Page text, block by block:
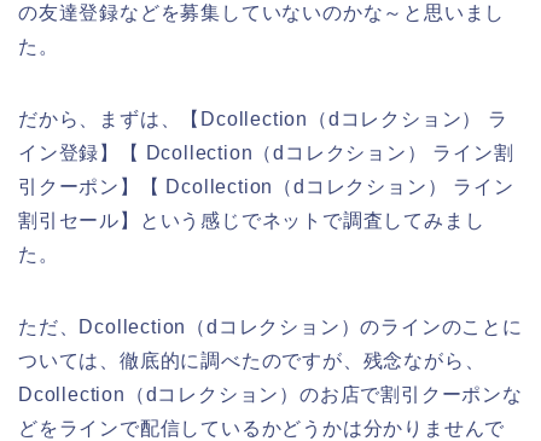
の友達登録などを募集していないのかな～と思いまし
た。
だから、まずは、【Dcollection（dコレクション） ラ
イン登録】【 Dcollection（dコレクション） ライン割
引クーポン】【 Dcollection（dコレクション） ライン
割引セール】という感じでネットで調査してみまし
た。
ただ、Dcollection（dコレクション）のラインのことに
ついては、徹底的に調べたのですが、残念ながら、
Dcollection（dコレクション）のお店で割引クーポンな
どをラインで配信しているかどうかは分かりませんで